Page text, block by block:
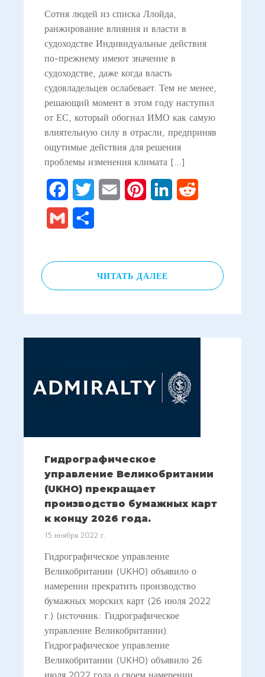
Сотня людей из списка Ллойда,
ранжирование влияния и власти в
судоходстве Индивидуальные действия
по-прежнему имеют значение в
судоходстве, даже когда власть
судовладельцев ослабевает. Тем не менее,
решающий момент в этом году наступил
от ЕС, который обогнал ИМО как самую
влиятельную силу в отрасли, предприняв
ощутимые действия для решения
проблемы изменения климата […]
FacebookTwitter Email PinterestLinkedIn
Gmail
ЧИТАТЬ ДАЛЕЕ
Гидрографическое
управление Великобритании
(UKHO) прекращает
производство бумажных карт
к концу 2026 года.
15 ноября 2022 г.
Гидрографическое управление
Великобритании (UKHO) объявило о
намерении прекратить производство
бумажных морских карт (26 июля 2022
г.) (источник: Гидрографическое
управление Великобритании).
Гидрографическое управление
Великобритании (UKHO) объявило 26
июля 2022 года о своем намерении